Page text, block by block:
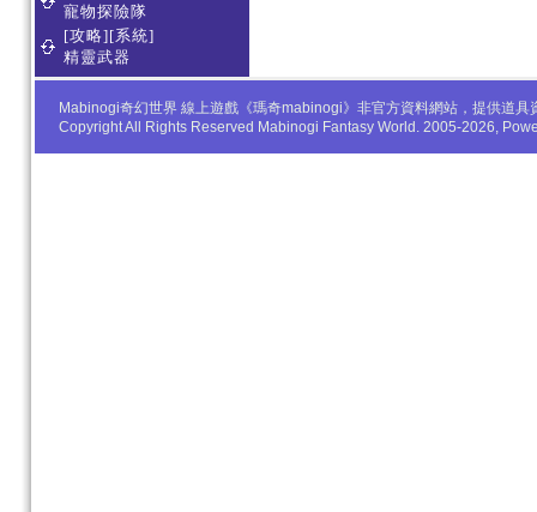
寵物探險隊
[攻略][系統]
精靈武器
Mabinogi奇幻世界 線上遊戲《瑪奇mabinogi》非官方資料網站，提供道
Copyright All Rights Reserved Mabinogi Fantasy World. 2005-2026,